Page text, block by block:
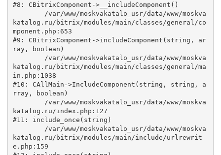
#8: CBitrixComponent->__includeComponent()
katalog.ru/bitrix/modules/main/classes/general/co
mponent.php:653
#9: CBitrixComponent->includeComponent(string, ar
ray, boolean)
katalog.ru/bitrix/modules/main/classes/general/ma
in.php:1038
#10: CAllMain->IncludeComponent(string, string, a
rray, boolean)
katalog.ru/index.php:127
#11: include_once(string)
katalog.ru/bitrix/modules/main/include/urlrewrit
e.php:159